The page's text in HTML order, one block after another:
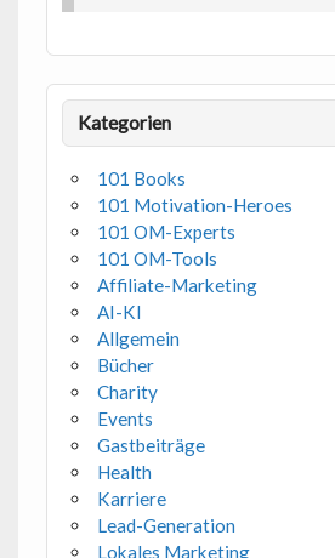
Kategorien
101 Books
101 Motivation-Heroes
101 OM-Experts
101 OM-Tools
Affiliate-Marketing
AI-KI
Allgemein
Bücher
Charity
Events
Gastbeiträge
Health
Karriere
Lead-Generation
Lokales Marketing